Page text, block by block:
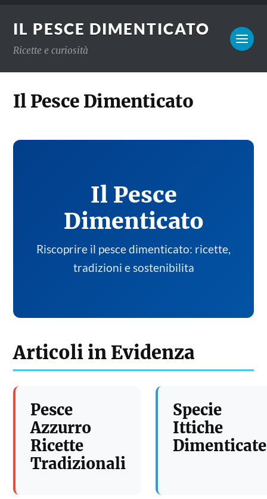
IL PESCE DIMENTICATO
Ricette e curiosità
Il Pesce Dimenticato
Il Pesce
Dimenticato
Riscoprire il pesce dimenticato: ricette,
tradizioni e sostenibilita
Articoli in Evidenza
Pesce
Azzurro
Ricette
Tradizionali
Specie
Ittiche
Dimenticate